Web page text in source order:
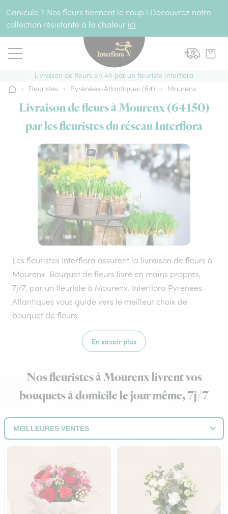
Canicule ? Nos fleurs tiennent le coup ! Découvrez notre
collection résistante à la chaleur ici
Livraison de fleurs en 4h par un fleuriste Interflora
Accueil
› Fleuristes › Pyrénées-Atlantiques (64) › Mourenx
Livraison de fleurs à Mourenx (64150)
par les fleuristes du réseau Interflora
Les fleuristes Interflora assurent la livraison de fleurs à
Mourenx. Bouquet de fleurs livré en mains propres,
7j/7, par un fleuriste à Mourenx. Interflora Pyrenees-
Atlantiques vous guide vers le meilleur choix de
bouquet de fleurs.
En savoir plus
Nos fleuristes à Mourenx livrent vos
bouquets à domicile le jour même, 7j/7